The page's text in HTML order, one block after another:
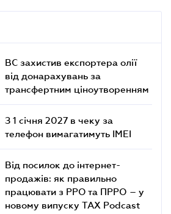
ВС захистив експортера олії
від донарахувань за
трансфертним ціноутворенням
З 1 січня 2027 в чеку за
телефон вимагатимуть IMEI
Від посилок до інтернет-
продажів: як правильно
працювати з РРО та ПРРО – у
новому випуску TAX Podcast